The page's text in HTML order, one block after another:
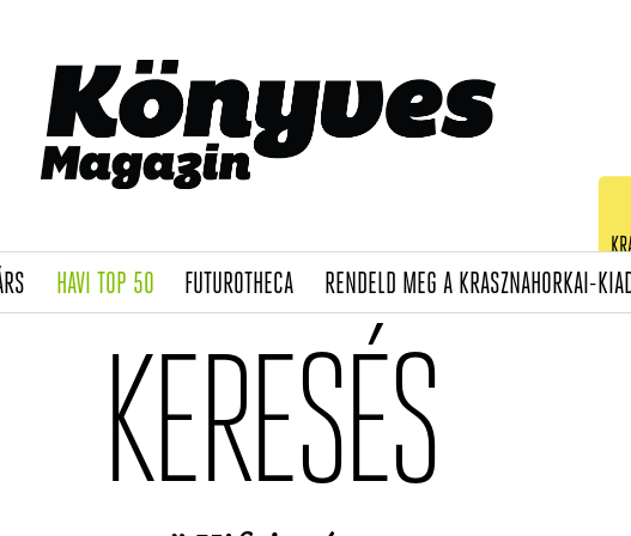
(CURRENT)
HAVI TOP 50(CURRENT)
FUTUROTHECA(CURRENT)
RENDELD MEG A KRASZNAHORKAI-
KERESÉS